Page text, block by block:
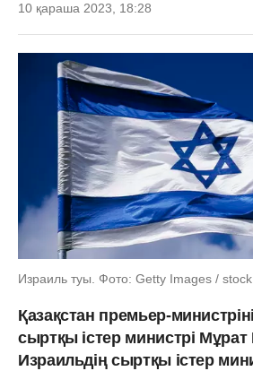
10 қараша 2023, 18:28
Израиль туы. Фото: Getty Images /
Қазақстан премьер-
сыртқы істер министрі Мұрат
Израильдің сыртқы істер